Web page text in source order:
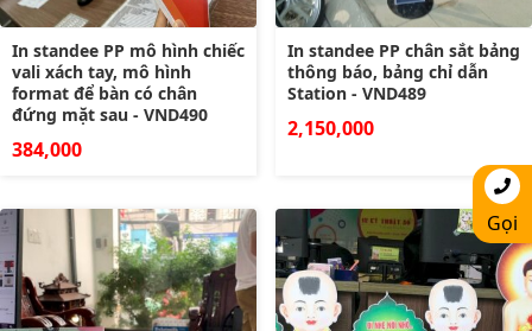
In standee PP mô hình chiếc
vali xách tay, mô hình
format để bàn có chân
đứng mặt sau - VND490
384,000
In standee PP chân sắt bảng
thông báo, bảng chỉ dẫn
Station - VND489
2,150,000
Gọi